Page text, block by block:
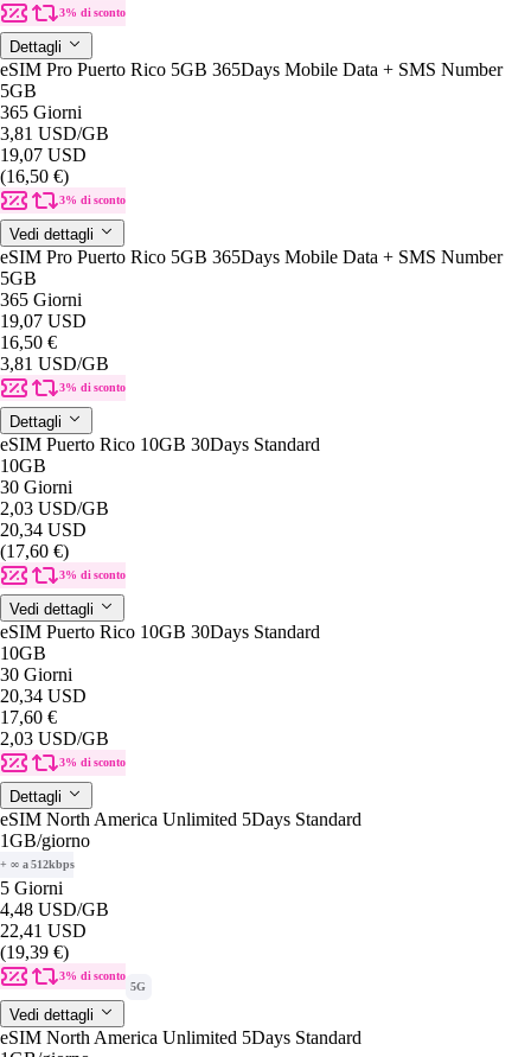
3% di sconto
Dettagli
eSIM Pro Puerto Rico 5GB 365Days Mobile Data + SMS Number
5GB
365 Giorni
3,81 USD/GB
19,07 USD
(16,50 €)
3% di sconto
Vedi dettagli
eSIM Pro Puerto Rico 5GB 365Days Mobile Data + SMS Number
5GB
365 Giorni
19,07 USD
16,50 €
3,81 USD/GB
3% di sconto
Dettagli
eSIM Puerto Rico 10GB 30Days Standard
10GB
30 Giorni
2,03 USD/GB
20,34 USD
(17,60 €)
3% di sconto
Vedi dettagli
eSIM Puerto Rico 10GB 30Days Standard
10GB
30 Giorni
20,34 USD
17,60 €
2,03 USD/GB
3% di sconto
Dettagli
eSIM North America Unlimited 5Days Standard
1GB/giorno
+ ∞ a 512kbps
5 Giorni
4,48 USD/GB
22,41 USD
(19,39 €)
3% di sconto
5G
Vedi dettagli
eSIM North America Unlimited 5Days Standard